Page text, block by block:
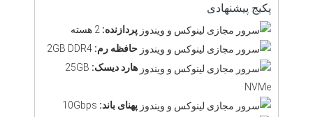
پکیج پیشنهادی
پردازنده:
حافظه رم:
هارد دیسک: 25GB
NVMe
پهنای باند: